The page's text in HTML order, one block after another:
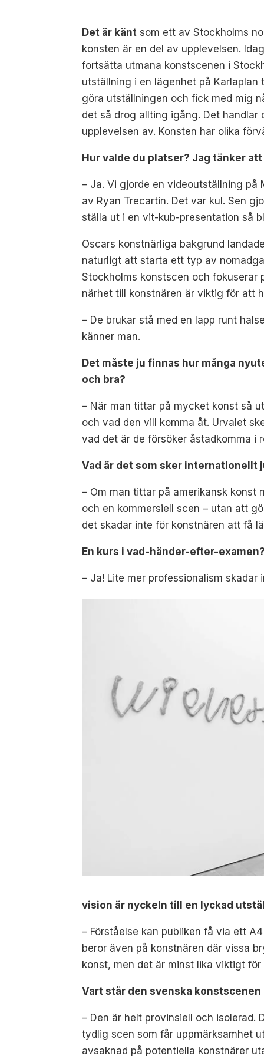
Det är känt som ett av Stockholms
konsten är en del av upplevelsen.
fortsätta utmana konstscenen i
utställning i en lägenhet på
göra utställningen och fick med mig
det så drog allting igång. Det
upplevelsen av. Konsten har olika
Hur valde du platser? Jag tänker
– Ja. Vi gjorde en videoutställning
av Ryan Trecartin. Det var kul. Sen
ställa ut i en vit-kub-presentation så
Oscars konstnärliga bakgrund
naturligt att starta ett typ av
Stockholms konstscen och fokuserar
närhet till konstnären är viktig för att
– De brukar stå med en lapp runt
känner man.
Det måste ju finnas hur många
och bra?
– När man tittar på mycket konst så
och vad den vill komma åt. Urvalet
vad det är de försöker åstadkomma i
Vad är det som sker internationellt
– Om man tittar på amerikansk konst
och en kommersiell scen – utan att
det skadar inte för konstnären att få
En kurs i vad-händer-efter-
– Ja! Lite mer professionalism skadar
vision är nyckeln till en lyckad
– Förståelse kan publiken få via ett
beror även på konstnären där vissa
konst, men det är minst lika viktigt
Vart står den svenska
– Den är helt provinsiell och
tydlig scen som får uppmärksamhet
avsaknad på potentiella konstnärer